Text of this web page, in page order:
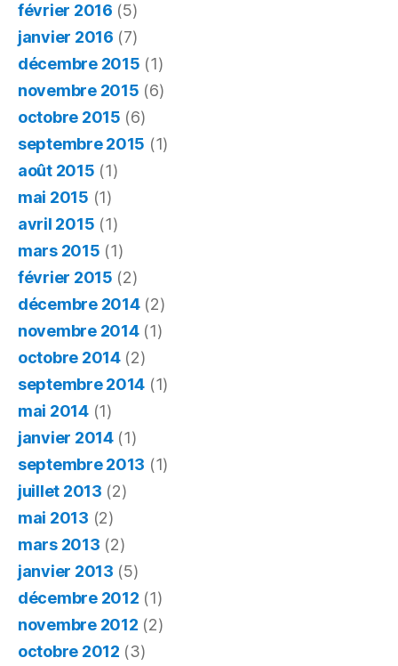
février 2016 (5)
janvier 2016 (7)
décembre 2015 (1)
novembre 2015 (6)
octobre 2015 (6)
septembre 2015 (1)
août 2015 (1)
mai 2015 (1)
avril 2015 (1)
mars 2015 (1)
février 2015 (2)
décembre 2014(2)
novembre 2014(1)
octobre 2014(2)
septembre 2014 (1)
mai 2014(1)
janvier 2014(1)
septembre 2013 (1)
juillet 2013 (2)
mai 2013 (2)
mars 2013 (2)
janvier 2013 (5)
décembre 2012 (1)
novembre 2012 (2)
octobre 2012 (3)